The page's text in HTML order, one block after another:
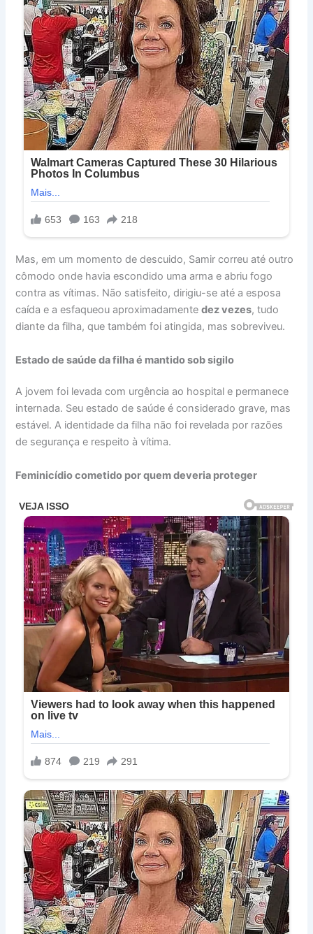
Mas, em um momento de descuido, Samir correu até outro
cômodo onde havia escondido uma arma e abriu fogo
contra as vítimas. Não satisfeito, dirigiu-se até a esposa
caída e a esfaqueou aproximadamentedez vezes, tudo
diante da filha, que também foi atingida, mas sobreviveu.
Estado de saúde da filha é mantido sob sigilo
A jovem foi levada com urgência ao hospital e permanece
internada. Seu estado de saúde é considerado grave, mas
estável. A identidade da filha não foi revelada por razões
de segurança e respeito à vítima.
Feminicídio cometido por quem deveria proteger